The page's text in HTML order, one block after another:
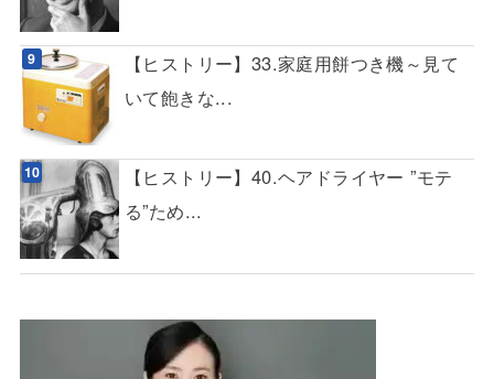
【ヒストリー】33.家庭用餅つき機～見て
いて飽きな...
【ヒストリー】40.ヘアドライヤー ”モテ
る”ため...